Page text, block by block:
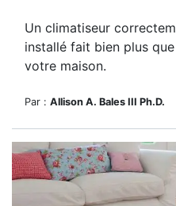
Un climatiseur
installé fait bien plus
votre maison.
Par : Allison A. Bales III Ph.D.